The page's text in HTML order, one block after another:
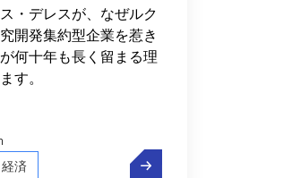
country for expats in 2026
・デレスが、なぜルク
開発集約型企業を惹き
何十年も長く留まる理
す。
済
イノベーションエコシ